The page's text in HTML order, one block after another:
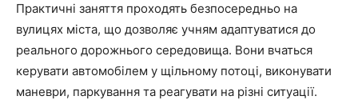
Практичні заняття проходять безпосередньо на
вулицях міста, що дозволяє учням адаптуватися до
реального дорожнього середовища. Вони вчаться
керувати автомобілем у щільному потоці, виконувати
маневри, паркування та реагувати на різні ситуації.